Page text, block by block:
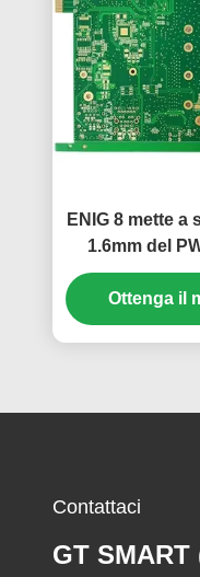
ENIG 8 mette a
1.6mm del
rigido
Ottenga il
Contattaci
GT